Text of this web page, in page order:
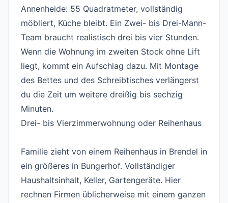
Annenheide: 55 Quadratmeter, vollständig
möbliert, Küche bleibt. Ein Zwei- bis Drei-Mann-
Team braucht realistisch drei bis vier Stunden.
Wenn die Wohnung im zweiten Stock ohne Lift
liegt, kommt ein Aufschlag dazu. Mit Montage
des Bettes und des Schreibtisches verlängerst
du die Zeit um weitere dreißig bis sechzig
Minuten.
Drei- bis Vierzimmerwohnung oder Reihenhaus
Familie zieht von einem Reihenhaus in Brendel in
ein größeres in Bungerhof. Vollständiger
Haushaltsinhalt, Keller, Gartengeräte. Hier
rechnen Firmen üblicherweise mit einem ganzen